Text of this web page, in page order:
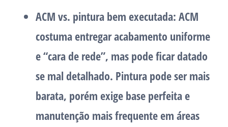
ACM vs. pintura bem executada: ACM
costuma entregar acabamento uniforme
e “cara de rede”, mas pode ficar datado
se mal detalhado. Pintura pode ser mais
barata, porém exige base perfeita e
manutenção mais frequente em áreas